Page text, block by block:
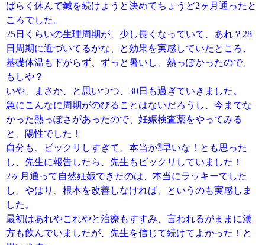
ばらく休んで鍼を続けようと決めてちょうど2ヶ月通ったと
ころでした。
25日くらいの生理周期が、少し長くなっていて、あれ？28
日周期に近づいてるかな、と効果を実感していたところ、
基礎体温も下がらず、ずっと暑いし、熱っぽかったので、
もしや？
いや、まさか、と思いつつ、30日も過ぎていきました。
急にこんなに周期がのびることはないだろうし、今までな
かった熱っぽさがあったので、妊娠検査薬をやってみる
と、陽性でした！
自分も、ビックリしすぎて、本当か⁈早いな！とも思った
し、先生に報告したら、先生もビックリしていました！
2ヶ月通って自然妊娠できたのは、本当にラッキーでした
し、やはり、根本を改善しなければ、というのも実感しま
した。
最初はあれやこれやと治療もすすみ、言われるがままに漢
方も飲んでいましたが、先生を信じて続けてよかった！と